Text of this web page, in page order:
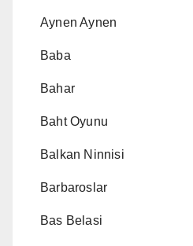
Aynen Aynen
Baba
Bahar
Baht Oyunu
Balkan Ninnisi
Barbaroslar
Bas Belasi